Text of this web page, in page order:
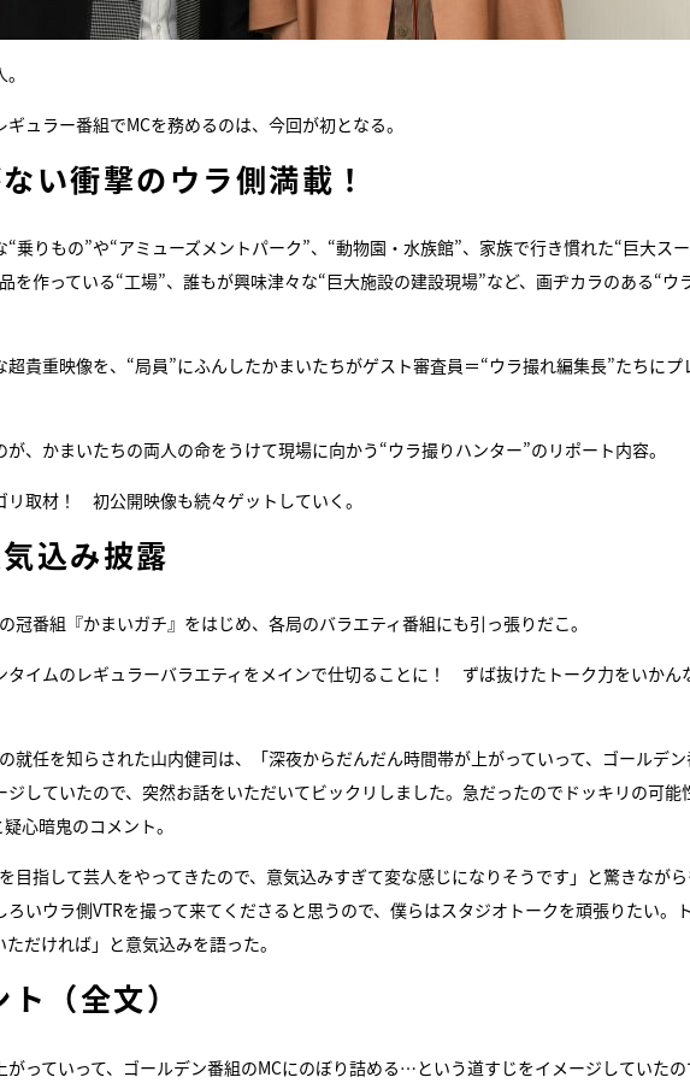
ュラー番組でMCを務めるのは、今回が初となる。
い衝撃のウラ側満載！
乗りもの”や“アミューズメントパーク”、“動物園・水族館”、家族で行き慣れた“巨大ス
を作っている“工場”、誰もが興味津々な“巨大施設の建設現場”など、画ヂカラのある“ウ
貴重映像を、“局員”にふんしたかまいたちがゲスト審査員＝“ウラ撮れ編集長”たちにプ
、かまいたちの両人の命をうけて現場に向かう“ウラ撮りハンター”のリポート内容。
取材！ 初公開映像も続々ゲットしていく。
込み披露
冠番組『かまいガチ』をはじめ、各局のバラエティ番組にも引っ張りだこ。
イムのレギュラーバラエティをメインで仕切ることに！ ずば抜けたトーク力をいかん
就任を知らされた山内健司は、「深夜からだんだん時間帯が上がっていって、ゴールデ
していたので、突然お話をいただいてビックリしました。急だったのでドッキリの可能
心暗鬼のコメント。
目指して芸人をやってきたので、意気込みすぎて変な感じになりそうです」と驚きなが
いウラ側VTRを撮って来てくださると思うので、僕らはスタジオトークを頑張りたい。
だければ」と意気込みを語った。
（全文）
っていって、ゴールデン番組のMCにのぼり詰める…という道すじをイメージしていた